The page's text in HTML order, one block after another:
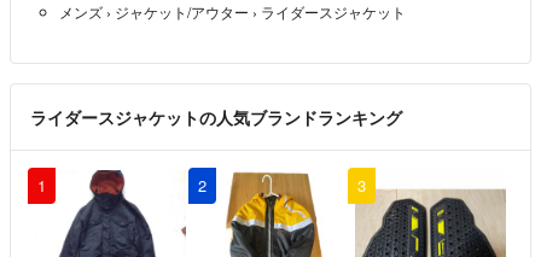
メンズ › ジャケット/アウター › ライダースジャケット
ライダースジャケットの人気ブランドランキング
1 2 3